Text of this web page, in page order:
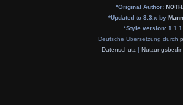
*Original Author:
*Updated to 3.3.x by
*Style version: 1.1.1
Deutsche Übersetzung durch
Datenschutz|